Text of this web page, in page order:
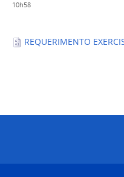
10h58
REQUERIMENTO